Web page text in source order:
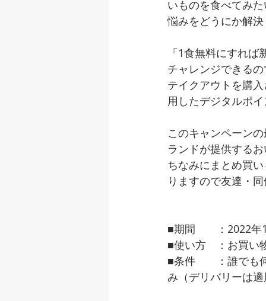
いものを食べてみ
悩みをどうにか解決
「1食無料にすれ
チャレンジできる
テイクアウトを購
用したデジタルポ
このキャンペーン
ランドが提供する
ちなみにまとめ買
りますので友達・
■期間　　：2022年
■使い方　：お買い
■条件　　：誰でも
み（デリバリーは適